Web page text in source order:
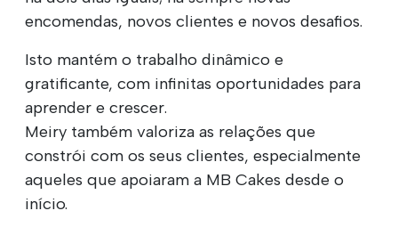
encomendas, novos clientes e novos desafios.
Isto mantém o trabalho dinâmico e
gratificante, com infinitas oportunidades para
aprender e crescer.
Meiry também valoriza as relações que
constrói com os seus clientes, especialmente
aqueles que apoiaram a MB Cakes desde o
início.